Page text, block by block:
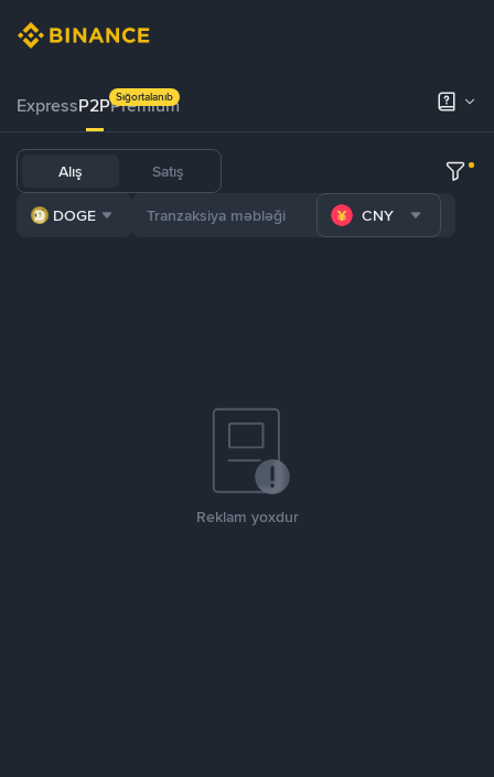
ExpressP2PPremium
Sığortalanıb
Alış Satış
DOGE CNY
Reklam yoxdur